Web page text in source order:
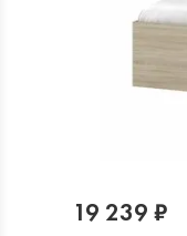
19 239 ₽